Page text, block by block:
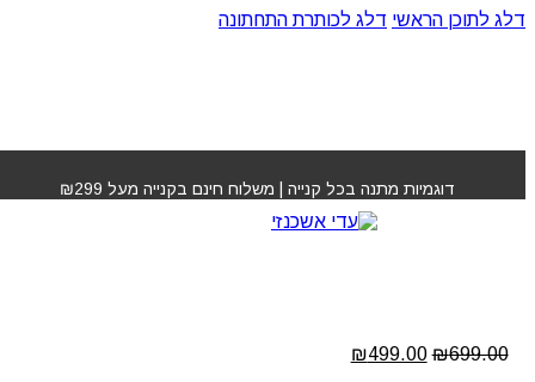
דלג לתוכן הראשי דלג לכותרת התחתונה
דוגמיות מתנה בכל קנייה | משלוח חינם בקנייה מעל ₪299
₪699.00
המחיר ₪499.00